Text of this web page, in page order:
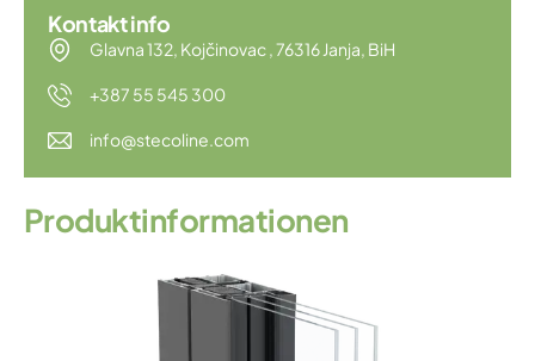
Kontakt info
Glavna 132, Kojčinovac , 76316 Janja, BiH
+387 55 545 300
info@stecoline.com
Produktinformationen